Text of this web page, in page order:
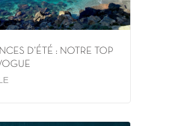
D’ÉTÉ : NOTRE TOP